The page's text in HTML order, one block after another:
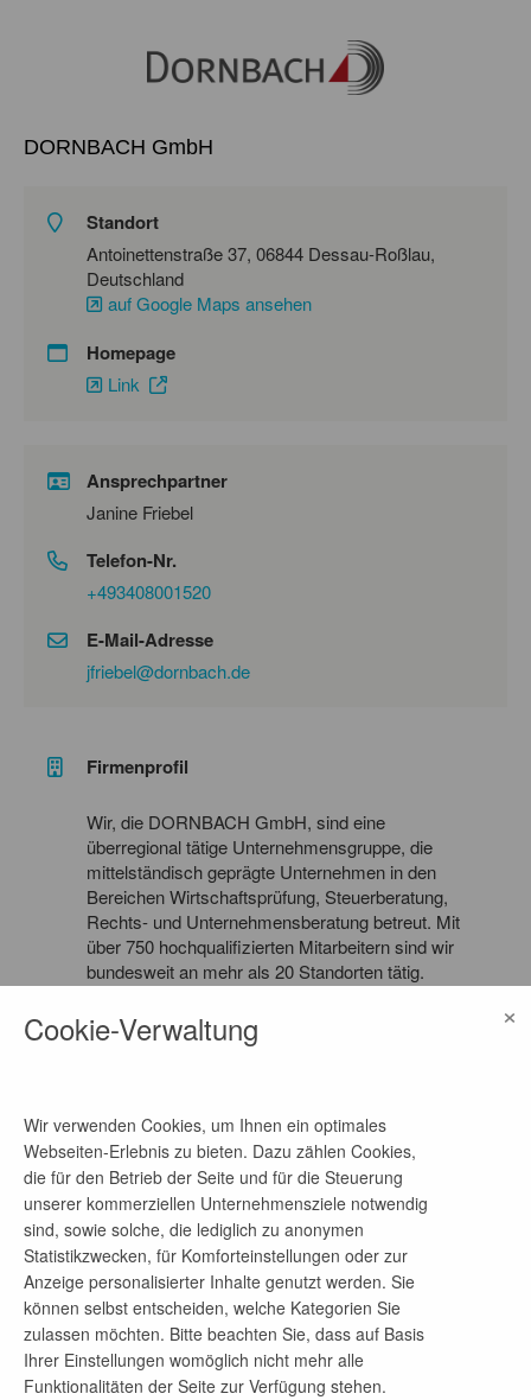
DORNBACH GmbH
Standort
Antoinettenstraße 37, 06844 Dessau-Roßlau,
Deutschland
auf Google Maps ansehen
Homepage
Link
Ansprechpartner
Janine Friebel
Telefon-Nr.
+493408001520
E-Mail-Adresse
jfriebel@dornbach.de
Firmenprofil
Wir, die DORNBACH GmbH, sind eine
überregional tätige Un­ternehmensgruppe, die
mittelständisch geprägte Unternehmen in den
Bereichen Wirtschaftsprüfung, Steuerberatung,
Rechts- und Unternehmensberatung betreut. Mit
über 750 hoch­qualifi­zierten Mitarbeitern sind wir
bundesweit an mehr als 20 Standor­ten tätig.
Wir betreuen mittelständisch geprägte
Unternehmen unterschiedlichster Branchen,
Mandanten kompetent dabei zu unterstützen, die
gestiegenen Anforderungen an das interne und
externe Rechnungs- und Berichtswesen zu
erfüllen. Stets die Komplexität des Handels-,
Steuer- und Gesellschaftsrechts im Blick, geht
unser Dienstleistungsportfolio jedoch weit über die
gesetzlichen Pflichten hinaus. Mit Kompetenz und
Qualität wie auch mit Flexibilität und
Kosteneffizienz erfüllen wir die Anforderungen
mittelständisch geprägter Unternehmen.
Cookie-Verwaltung ×
Wir verwenden Cookies, um Ihnen ein optimales
Webseiten-Erlebnis zu bieten. Dazu zählen Cookies,
die für den Betrieb der Seite und für die Steuerung
unserer kommerziellen Unternehmensziele notwendig
sind, sowie solche, die lediglich zu anonymen
Statistikzwecken, für Komforteinstellungen oder zur
Anzeige personalisierter Inhalte genutzt werden. Sie
können selbst entscheiden, welche Kategorien Sie
zulassen möchten. Bitte beachten Sie, dass auf Basis
Ihrer Einstellungen womöglich nicht mehr alle
Funktionalitäten der Seite zur Verfügung stehen.